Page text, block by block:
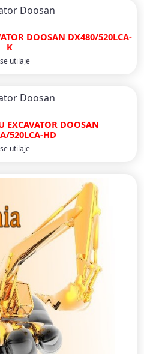
DOOSAN DX480/520LCA-
K
utilaje
EXCAVATOR DOOSAN
520LCA-HD
utilaje